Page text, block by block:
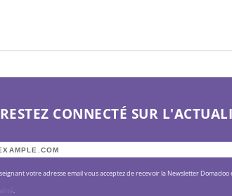
RESTEZ CONNECTÉ SUR
votre adresse email vous acceptez de recevoir la Newsletter
.